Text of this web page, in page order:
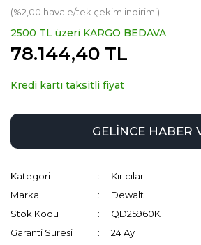
(%2,00 havale/tek çekim indirimi)
2500 TL üzeri KARGO BEDAVA
78.144,40 TL
Kredi kartı taksitli fiyat
GELİNCE HABER
Kategori
Kırıcılar
Marka
Dewalt
Stok Kodu
QD25960K
Garanti Süresi
24 Ay